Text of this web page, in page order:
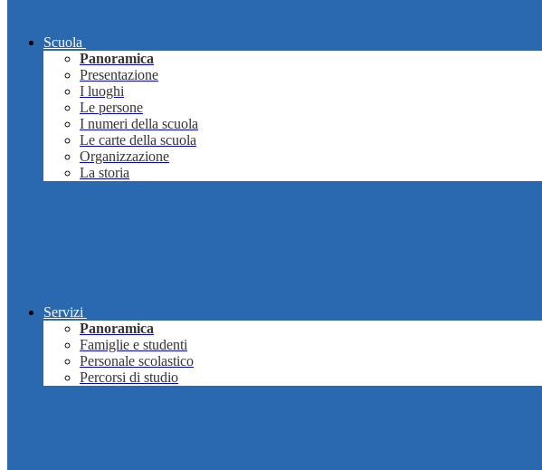
Scuola
Panoramica
Presentazione
I luoghi
Le persone
I numeri della scuola
Le carte della scuola
Organizzazione
La storia
Servizi
Panoramica
Famiglie e studenti
Personale scolastico
Percorsi di studio